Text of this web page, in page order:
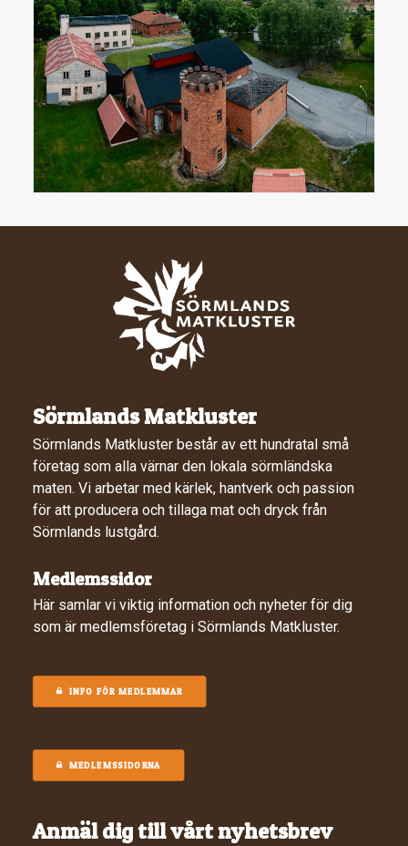
Sörmlands Matkluster
Sörmlands Matkluster består av ett hundratal små
företag som alla värnar den lokala sörmländska
maten. Vi arbetar med kärlek, hantverk och passion
för att producera och tillaga mat och dryck från
Sörmlands lustgård.
Medlemssidor
Här samlar vi viktig information och nyheter för dig
som är medlemsföretag i Sörmlands Matkluster.
INFO FÖR MEDLEMMAR
MEDLEMSSIDORNA
Anmäl dig till vårt nyhetsbrev